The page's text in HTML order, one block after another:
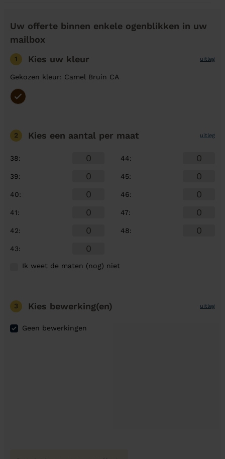
Uw offerte binnen enkele ogenblikken in uw
mailbox
1 Kies uw kleur uitleg
Gekozen kleur: Camel Bruin CA
2 Kies een aantal per maat uitleg
38:
39:
40:
41:
42:
43:
44:
45:
46:
47:
48:
Ik weet de maten (nog) niet
3 Kies bewerking(en) uitleg
Geen bewerkingen